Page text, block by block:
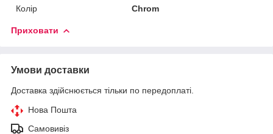
Колір
Chrom
Приховати
Умови доставки
Доставка здійснюється тільки по передоплаті.
Нова Пошта
Самовивіз